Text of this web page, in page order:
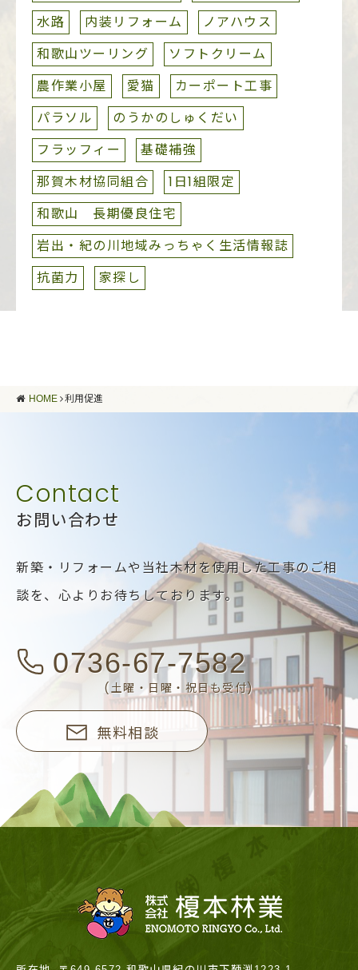
水路
内装リフォーム
ノアハウス
和歌山ツーリング
ソフトクリーム
農作業小屋
愛猫
カーポート工事
パラソル
のうかのしゅくだい
フラッフィー
基礎補強
那賀木材協同組合
1日1組限定
和歌山 長期優良住宅
岩出・紀の川地域みっちゃく生活情報誌
抗菌力
家探し
HOME 利用促進
お問い合わせ
新築・リフォームや当社木材を使用した工事のご相
談を、 心よりお待ちしております。
0736-67-7582
(土曜・日曜・祝日も受付)
無料相談